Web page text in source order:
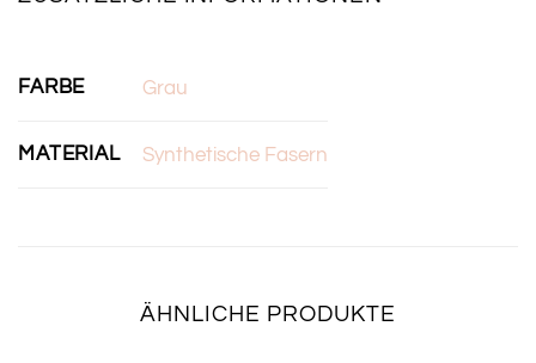
FARBE Grau
MATERIAL Synthetische Fasern
ÄHNLICHE PRODUKTE